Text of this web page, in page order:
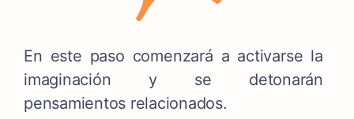
En este paso comenzará a activarse la
imaginación y se detonarán
pensamientos relacionados.